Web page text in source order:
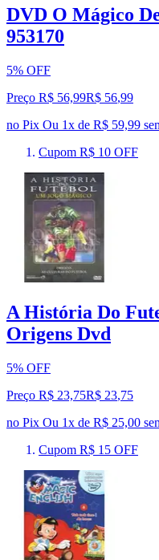
DVD O Mágico
953170
5% OFF
Preço R$ 56,99R$ 56,99
no Pix Ou 1x de R$ 59,99
Cupom R$ 10 OFF
A História Do
Origens Dvd
5% OFF
Preço R$ 23,75R$ 23,75
no Pix Ou 1x de R$ 25,00
Cupom R$ 15 OFF